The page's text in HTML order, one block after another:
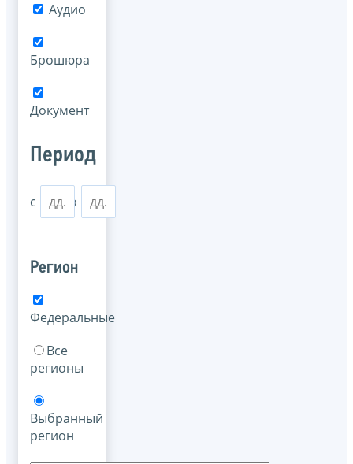
Аудио
Брошюра
Документ
Период
с по
Регион
Федеральные
Все
регионы
Выбранный
регион